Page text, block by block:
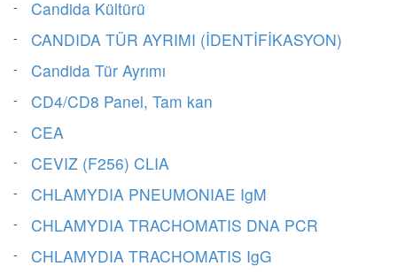
Candida Kültürü
CANDIDA TÜR AYRIMI (İDENTİFİKASYON)
Candida Tür Ayrımı
CD4/CD8 Panel, Tam kan
CEA
CEVIZ (F256) CLIA
CHLAMYDIA PNEUMONIAE IgM
CHLAMYDIA TRACHOMATIS DNA PCR
CHLAMYDIA TRACHOMATIS IgG